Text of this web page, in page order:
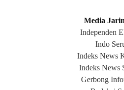
Media
Independen
Indo
Indeks News
Indeks News
Gerbong